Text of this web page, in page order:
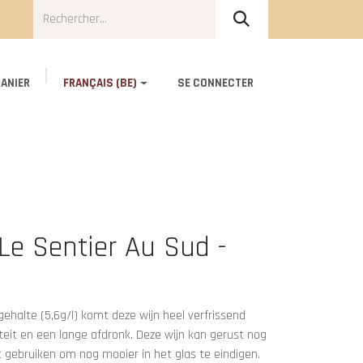
FRANÇAIS (BE) SE CONNECTER
Sentier Au Sud -
(5,6g/l) komt deze wijn heel verfrissend
en een lange afdronk. Deze wijn kan gerust nog
om nog mooier in het glas te eindigen.